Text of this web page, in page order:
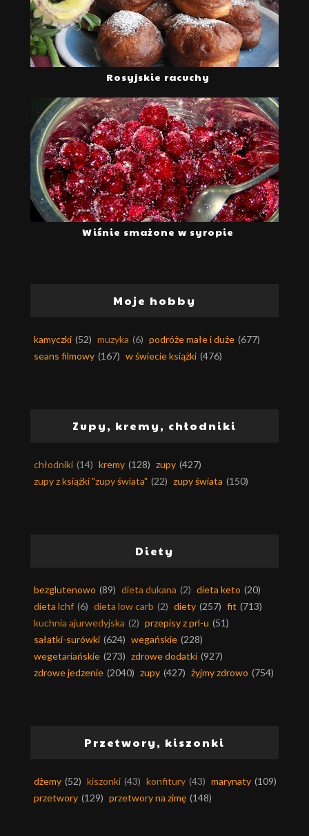
Rosyjskie racuchy
Wiśnie smażone w syropie
Moje hobby
kamyczki (52) muzyka (6) podróże małe i duże (677)
seans filmowy (167) w świecie książki (476)
Zupy, kremy, chłodniki
chłodniki (14) kremy (128) zupy (427)
zupy z książki "zupy świata" (22) zupy świata (150)
Diety
bezglutenowo (89) dieta dukana (2) dieta keto (20)
dieta lchf (6) dieta low carb (2) diety (257) fit (713)
kuchnia ajurwedyjska (2) przepisy z prl-u (51)
sałatki-surówki (624) wegańskie (228)
wegetariańskie (273) zdrowe dodatki (927)
zdrowe jedzenie (2040) zupy (427) żyjmy zdrowo (754)
Przetwory, kiszonki
dżemy (52) kiszonki (43) konfitury (43) marynaty (109)
przetwory (129) przetwory na zimę (148)